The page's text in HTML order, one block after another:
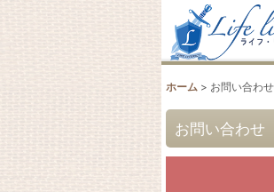
ホーム > お問い合わせ
お問い合わせ